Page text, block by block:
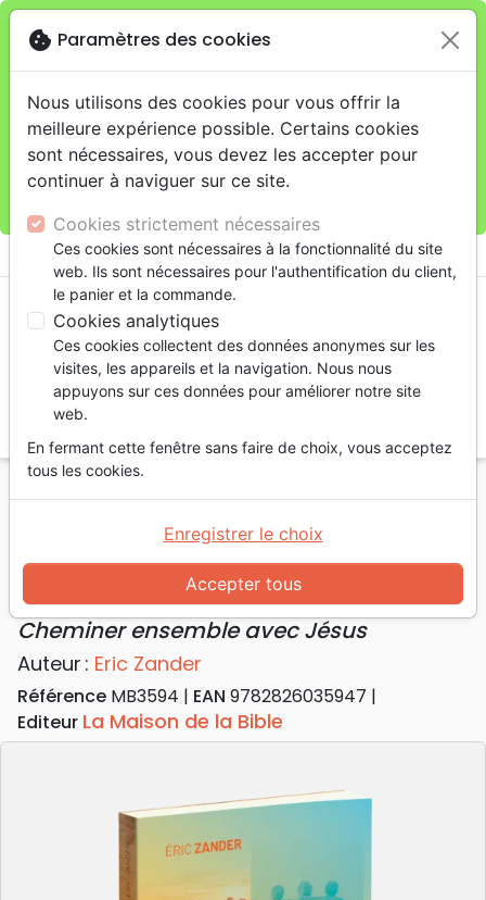
Je veux retirer ma commande au 4, rue Audubon
(Gare de Lyon), Parisclose
warningCette boutique en ligne est limitée au retrait en
magasin.
Pour les livraisons à domicile, veuillez passer vos
commandes sur la boutique La Maison de la Bible
shopping_cart
Accueil Livres
Eglise
Église sans les murs (L') - Cheminer ensemble avec
L'Église sans les murs
Cheminer ensemble avec Jésus
Auteur : Eric Zander
Référence MB3594 EAN 9782826035947
Editeur La Maison de la Bible
cookie Paramètres des cookies
Nous utilisons des cookies pour vous offrir la
meilleure expérience possible. Certains cookies
sont nécessaires, vous devez les accepter pour
continuer à naviguer sur ce site.
Cookies strictement nécessaires
Ces cookies sont nécessaires à la fonctionnalité du site
web. Ils sont nécessaires pour l'authentification du client,
le panier et la commande.
Cookies analytiques
Ces cookies collectent des données anonymes sur les
visites, les appareils et la navigation. Nous nous
appuyons sur ces données pour améliorer notre site
web.
En fermant cette fenêtre sans faire de choix, vous acceptez
tous les cookies.
Accepter tous
Enregistrer le choix